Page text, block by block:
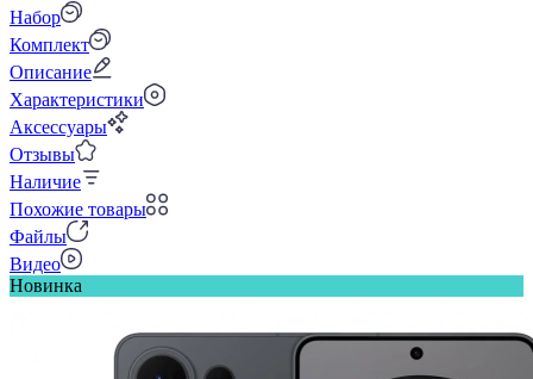
Набор
Комплект
Описание
Характеристики
Аксессуары
Отзывы
Наличие
Похожие товары
Файлы
Видео
Новинка